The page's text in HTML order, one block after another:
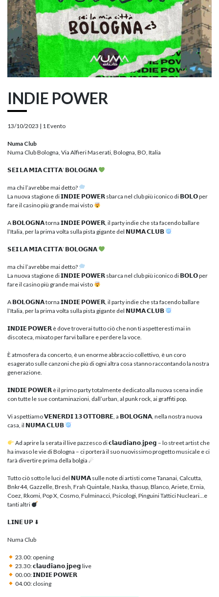
INDIE POWER
13/10/2023 | 1 Evento
Numa Club
Numa Club Bologna, Via Alfieri Maserati, Bologna, BO, Italia
𝗦𝗘𝗜 𝗟𝗔 𝗠𝗜𝗔 𝗖𝗜𝗧𝗧𝗔’ 𝗕𝗢𝗟𝗢𝗚𝗡𝗔
ma chi l’avrebbe mai detto?
La nuova stagione di 𝗜𝗡𝗗𝗜𝗘 𝗣𝗢𝗪𝗘𝗥 sbarca nel club più iconico di 𝗕𝗢𝗟𝗢 per
fare il casino più grande mai visto
A 𝗕𝗢𝗟𝗢𝗚𝗡𝗔 torna 𝗜𝗡𝗗𝗜𝗘 𝗣𝗢𝗪𝗘𝗥, il party indie che sta facendo ballare
l’Italia, per la prima volta sulla pista gigante del 𝗡𝗨𝗠𝗔 𝗖𝗟𝗨𝗕
𝗦𝗘𝗜 𝗟𝗔 𝗠𝗜𝗔 𝗖𝗜𝗧𝗧𝗔’ 𝗕𝗢𝗟𝗢𝗚𝗡𝗔
ma chi l’avrebbe mai detto?
La nuova stagione di 𝗜𝗡𝗗𝗜𝗘 𝗣𝗢𝗪𝗘𝗥 sbarca nel club più iconico di 𝗕𝗢𝗟𝗢 per
fare il casino più grande mai visto
A 𝗕𝗢𝗟𝗢𝗚𝗡𝗔 torna 𝗜𝗡𝗗𝗜𝗘 𝗣𝗢𝗪𝗘𝗥, il party indie che sta facendo ballare
l’Italia, per la prima volta sulla pista gigante del 𝗡𝗨𝗠𝗔 𝗖𝗟𝗨𝗕
𝗜𝗡𝗗𝗜𝗘 𝗣𝗢𝗪𝗘𝗥 è dove troverai tutto ciò che non ti aspetteresti mai in
discoteca, mixato per farvi ballare e perdere la voce.
È atmosfera da concerto, è un enorme abbraccio collettivo, è un coro
esagerato sulle canzoni che più di ogni altra cosa stanno raccontando la nostra
generazione.
𝗜𝗡𝗗𝗜𝗘 𝗣𝗢𝗪𝗘𝗥 è il primo party totalmente dedicato alla nuova scena indie
con tutte le sue contaminazioni, dall’urban, al punk rock, ai graffiti pop.
Vi aspettiamo 𝗩𝗘𝗡𝗘𝗥𝗗𝗜 𝟭𝟯 𝗢𝗧𝗧𝗢𝗕𝗥𝗘, a 𝗕𝗢𝗟𝗢𝗚𝗡𝗔, nella nostra nuova
casa, il 𝗡𝗨𝗠𝗔 𝗖𝗟𝗨𝗕
Ad aprire la serata il live pazzesco di 𝗰𝗹𝗮𝘂𝗱𝗶𝗮𝗻𝗼.𝗷𝗽𝗲𝗴 – lo street artist che
ha invaso le vie di Bologna – ci porterà il suo nuovissimo progetto musicale e ci
farà divertire prima della bolgia ☄
Tutto ciò sotto le luci del 𝗡𝗨𝗠𝗔 sulle note di artisti come Tananai, Calcutta,
Bnkr44, Gazzelle, Bresh, Frah Quintale, Naska, thasup, Blanco, Ariete, Ernia,
Coez, Rkomi, Pop X, Cosmo, Fulminacci, Psicologi, Pinguini Tattici Nucleari…e
tanti altri
𝗟𝗜𝗡𝗘 𝗨𝗣 ⬇
Numa Club
23.00: opening
23.30: 𝗰𝗹𝗮𝘂𝗱𝗶𝗮𝗻𝗼.𝗷𝗽𝗲𝗴 live
00.00: 𝗜𝗡𝗗𝗜𝗘 𝗣𝗢𝗪𝗘𝗥
04.00: closing